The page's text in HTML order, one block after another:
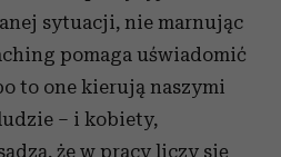
sytuacji, nie marnując
pomaga uświadomić
to one kierują naszymi
– i kobiety,
że w pracy liczy się